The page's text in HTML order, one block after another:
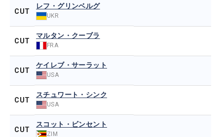
CUT
レフ・グリンベルグ
UKR
CUT
マルタン・クーブラ
FRA
CUT
ケイレブ・サーラット
USA
CUT
スチュワート・シンク
USA
CUT
スコット・ビンセント
ZIM